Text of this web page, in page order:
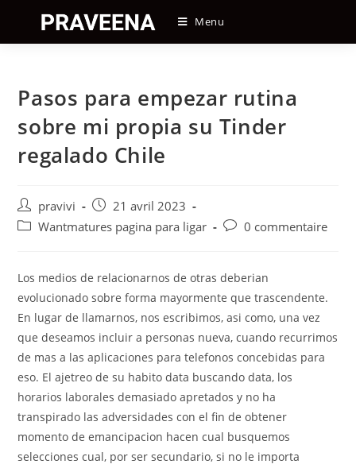
content
Menu
Pasos para empezar rutina
sobre mi propia su Tinder
regalado Chile
Auteur/autrice
de
pravivi
Post
published:
21 avril 2023
PostWantmatures pagina para ligar
Post0 commentaire
Los medios de relacionarnos de otras deberian
evolucionado sobre forma mayormente que trascendente.
En lugar de llamarnos, nos escribimos, asi­ como, una vez
que deseamos incluir a personas nueva, cuando recurrimos
de mas a las aplicaciones para telefonos concebidas para
eso. El ajetreo de su habito data buscando data, los
horarios laborales demasiado apretados y no ha
transpirado las adversidades con el fin de obtener
momento de emancipacion hacen cual busquemos
selecciones cual, por ser secundario, si no le importa